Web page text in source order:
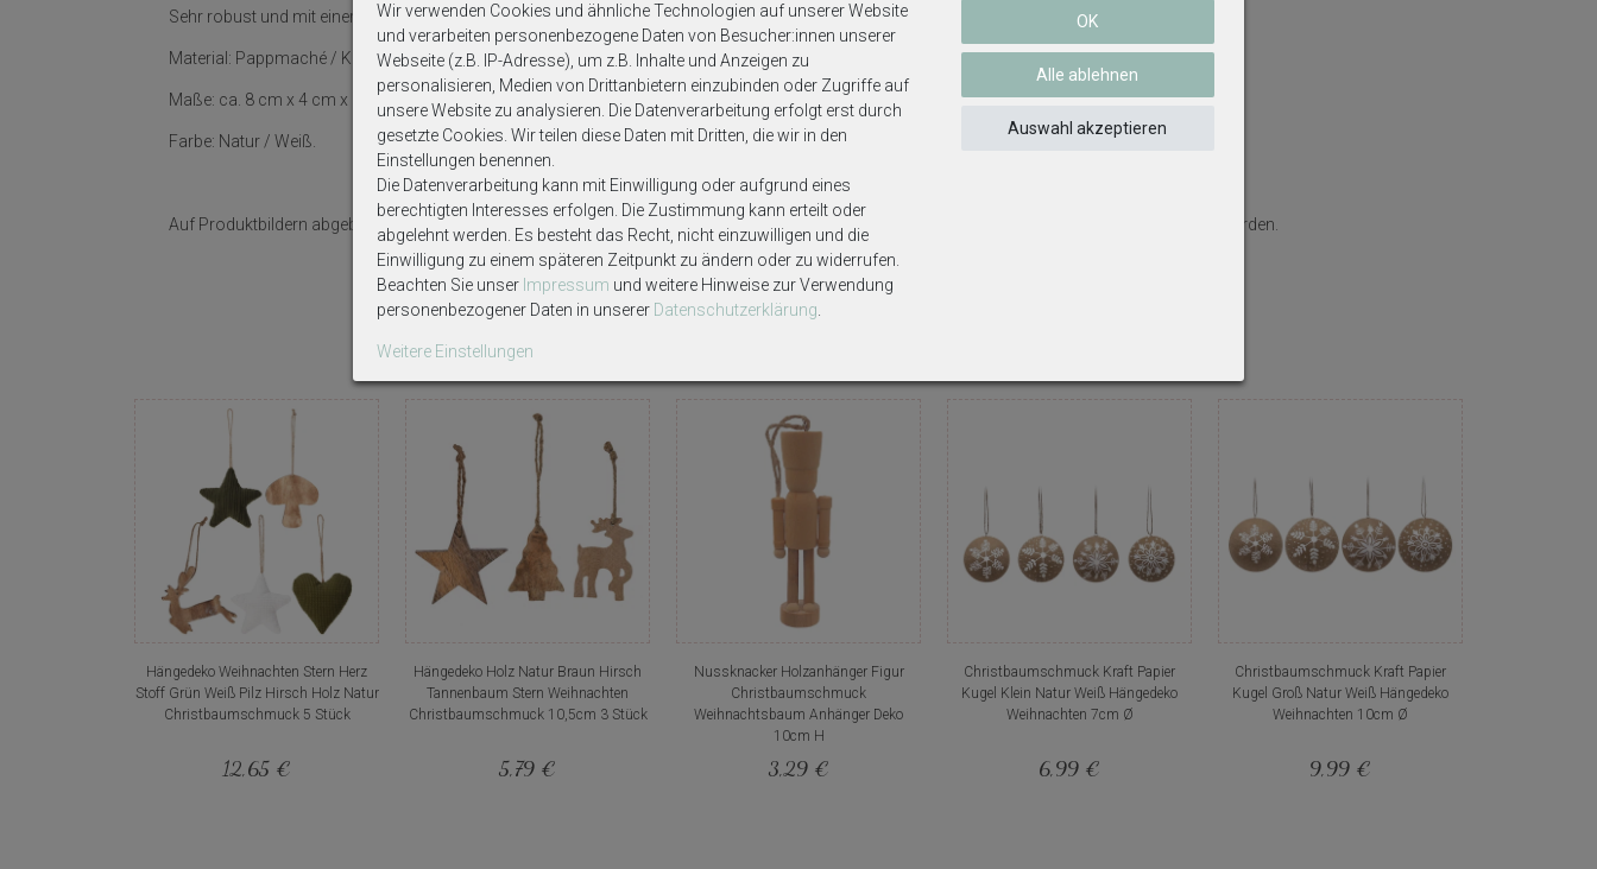
Sehr robust und mit einer Kordel zum Aufhängen.
Material: Pappmaché / Kordel.
Maße: ca. 8 cm x 4 cm x 8 cm (LxBxH).
Farbe: Natur / Weiß.
Auf Produktbildern abgebildetes Zubehör sowie Dekoartikel gehören nicht zum Lieferumfang, sofern diese nicht ausdrücklich eingeschlossen werden.
Hängedeko Weihnachten Stern Herz
Stoff Grün Weiß Pilz Hirsch Holz Natur
Christbaumschmuck 5 Stück
12,65 €
Hängedeko Holz Natur Braun Hirsch
Tannenbaum Stern Weihnachten
Christbaumschmuck 10,5cm 3 Stück
5,79 €
Nussknacker Holzanhänger Figur
Christbaumschmuck
Weihnachtsbaum Anhänger Deko
10cm H
3,29 €
Christbaumschmuck Kraft Papier
Kugel Klein Natur Weiß Hängedeko
Weihnachten 7cm Ø
6,99 €
Christbaumschmuck Kraft Papier
Kugel Groß Natur Weiß Hängedeko
Weihnachten 10cm Ø
9,99 €
Wir verwenden Cookies und ähnliche Technologien auf unserer Website
und verarbeiten personenbezogene Daten von Besucher:innen unserer
Webseite (z.B. IP-Adresse), um z.B. Inhalte und Anzeigen zu
personalisieren, Medien von Drittanbietern einzubinden oder Zugriffe auf
unsere Website zu analysieren. Die Datenverarbeitung erfolgt erst durch
gesetzte Cookies. Wir teilen diese Daten mit Dritten, die wir in den
Einstellungen benennen.
Die Datenverarbeitung kann mit Einwilligung oder aufgrund eines
berechtigten Interesses erfolgen. Die Zustimmung kann erteilt oder
abgelehnt werden. Es besteht das Recht, nicht einzuwilligen und die
Einwilligung zu einem späteren Zeitpunkt zu ändern oder zu widerrufen.
Beachten Sie unser Impressum und weitere Hinweise zur Verwendung
personenbezogener Daten in unserer Daten­schutz­erklärung.
Weitere Einstellungen
OK
Alle ablehnen
Auswahl akzeptieren